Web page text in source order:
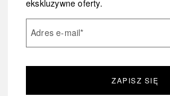
ekskluzywne oferty.
Adres e-mail*
ZAPISZ SIĘ